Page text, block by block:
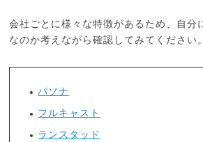
会社ごとに様々な特徴があるため、自分
なのか考えながら確認してみてください。
パソナ
フルキャスト
ランスタッド